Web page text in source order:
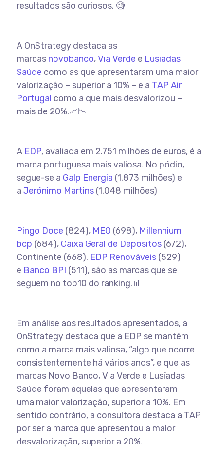
resultados são curiosos. 🧐
A OnStrategy destaca as
marcas novobanco,Via Verde e Lusíadas
Saúde como as que apresentaram uma maior
valorização – superior a 10% – e a TAP Air
Portugal como a que mais desvalorizou –
mais de 20%.📈📉
A EDP, avaliada em 2.751 milhões de euros, é a
marca portuguesa mais valiosa. No pódio,
segue-se a Galp Energia (1.873 milhões) e
a Jerónimo Martins(1.048 milhões)
Pingo Doce (824), MEO (698), Millennium
bcp (684), Caixa Geral de Depósitos(672),
Continente (668), EDP Renováveis(529)
e Banco BPI (511), são as marcas que se
seguem no top10 do ranking.📊
Em análise aos resultados apresentados, a
OnStrategy destaca que a EDP se mantém
como a marca mais valiosa, “algo que ocorre
consistentemente há vários anos”, e que as
marcas Novo Banco, Via Verde e Lusíadas
Saúde foram aquelas que apresentaram
uma maior valorização, superior a 10%. Em
sentido contrário, a consultora destaca a TAP
por ser a marca que apresentou a maior
desvalorização, superior a 20%.